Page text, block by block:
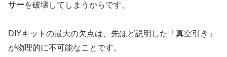
サーを破壊してしまうからです。
DIYキットの最大の欠点は、先ほど説明した「真空引き」
が物理的に不可能なことです。